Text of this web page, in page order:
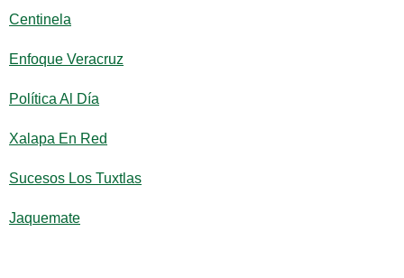
Centinela
Enfoque Veracruz
Política Al Día
Xalapa En Red
Sucesos Los Tuxtlas
Jaquemate